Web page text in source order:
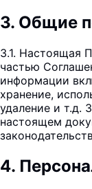
3. Общие
3.1. Настоящая
частью
информации
хранение,
удаление и т.д.
настоящем
4.